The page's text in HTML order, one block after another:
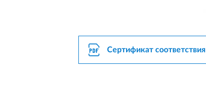
Сертификат соответствия